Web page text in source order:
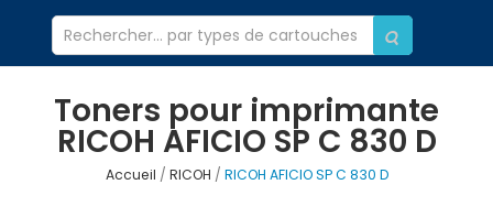
Toners pour imprimante
RICOH AFICIO SP C 830 D
Accueil RICOH RICOH AFICIO SP C 830 D